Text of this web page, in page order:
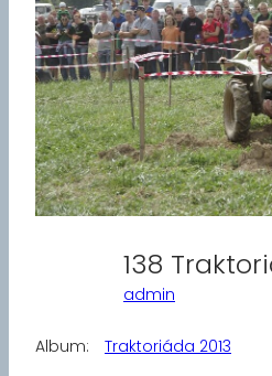
138
admin
Album: Traktoriáda 2013